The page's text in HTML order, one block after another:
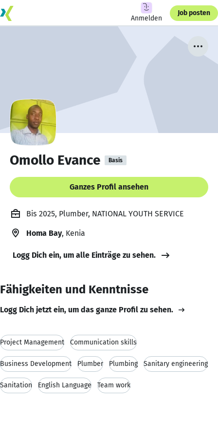
Anmelden
Job posten
Omollo Evance Basis
Ganzes Profil ansehen
Bis 2025, Plumber, NATIONAL YOUTH SERVICE
Homa Bay, Kenia
Logg Dich ein, um alle Einträge zu sehen.
Fähigkeiten und Kenntnisse
Logg Dich jetzt ein, um das ganze Profil zu sehen.
Project Management Communication skills
Business Development Plumber Plumbing Sanitary engineering
Sanitation English Language Team work